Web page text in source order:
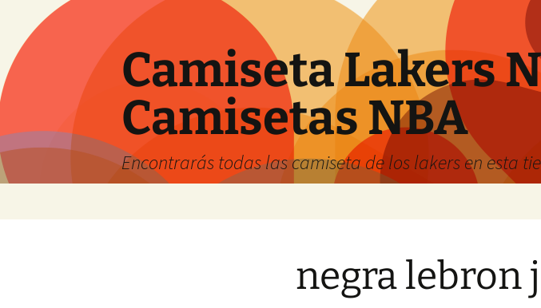
Camiseta Lakers
Camisetas NBA
Encontrarás todas las camiseta de los lakers en esta
negra lebron